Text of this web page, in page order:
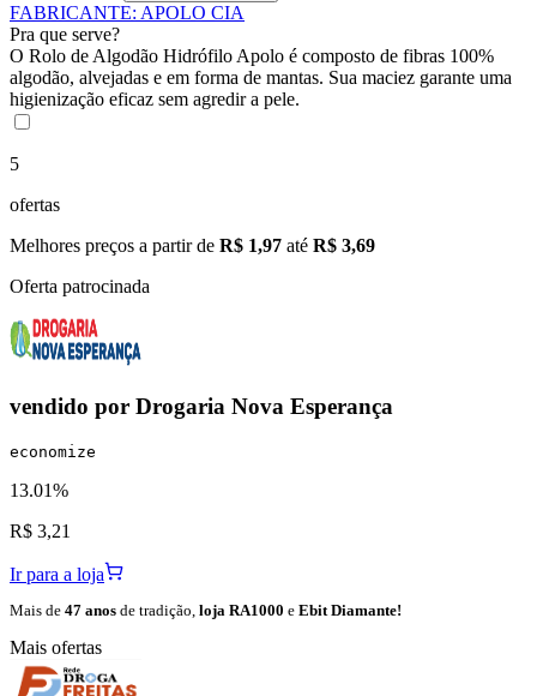
FABRICANTE: APOLO CIA
Pra que serve?
O Rolo de Algodão Hidrófilo Apolo é composto de fibras 100%
algodão, alvejadas e em forma de mantas. Sua maciez garante uma
higienização eficaz sem agredir a pele.
5
ofertas
Melhores preços a partir de R$ 1,97 até R$ 3,69
Oferta patrocinada
vendido por Drogaria Nova Esperança
economize
13.01%
R$ 3,21
Ir para a loja
Mais de 47 anos de tradição, loja RA1000 e Ebit Diamante!
Mais ofertas